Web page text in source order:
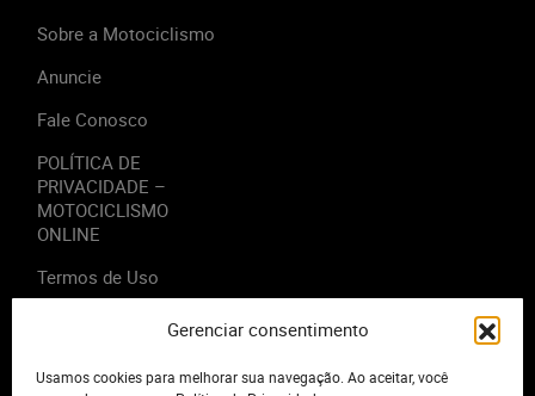
Gerenciar consentimento
Usamos cookies para melhorar sua navegação. Ao aceitar, você
Sobre a Motociclismo
Anuncie
Fale Conosco
POLÍTICA DE
PRIVACIDADE –
MOTOCICLISMO
ONLINE
Termos de Uso
2023 - Editora Motor Midia. Todos os direitos reservados.